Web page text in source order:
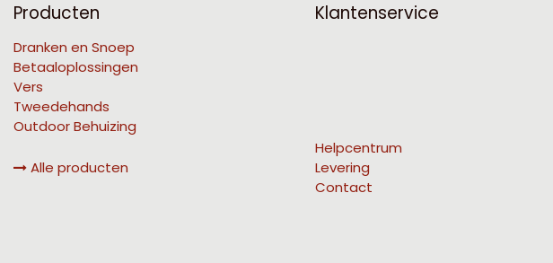
Producten
Dranken en Snoep
Betaaloplossingen
Vers
Tweedehands
Outdoor Behuizing
Alle producten
Klantenservice
Helpcentrum
Levering
Contact